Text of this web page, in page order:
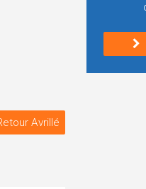
Avrillé